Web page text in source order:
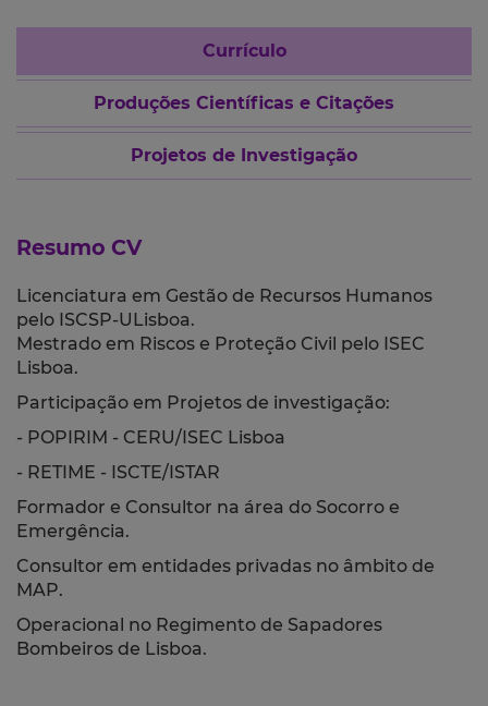
Currículo
Produções Científicas e Citações
Projetos de Investigação
Resumo CV
Licenciatura em Gestão de Recursos Humanos
pelo ISCSP-ULisboa.
Mestrado em Riscos e Proteção Civil pelo ISEC
Lisboa.
Participação em Projetos de investigação:
- POPIRIM - CERU/ISEC Lisboa
- RETIME - ISCTE/ISTAR
Formador e Consultor na área do Socorro e
Emergência.
Consultor em entidades privadas no âmbito de
MAP.
Operacional no Regimento de Sapadores
Bombeiros de Lisboa.